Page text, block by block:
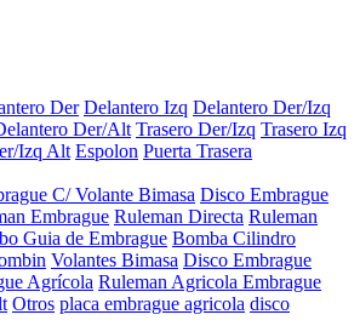
Der Delantero Izq Delantero Der/Izq
Der/Alt Trasero Der/Izq Trasero Izq
Izq Alt Espolon Puerta Trasera
C/ Volante Bimasa Disco Embrague
Embrague Ruleman Directa Ruleman
Guia de Embrague Bomba Cilindro
Volantes Bimasa Disco Embrague
Agrícola Ruleman Agricola Embrague
Otros placa embrague agricola disco